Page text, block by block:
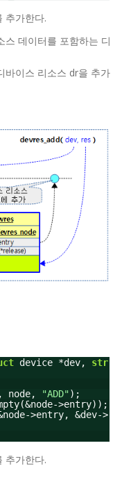
추가한다.
스 데이터를 포함하는 디
바이스 리소스 dr을 추가
device *dev, str
node, "ADD");
>entry));
>entry, &dev->
추가한다.